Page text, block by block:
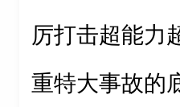
厉打击超能力
重特大事故的